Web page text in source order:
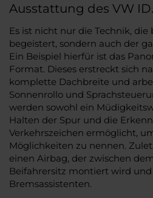
Ausstattung des VW
Es ist nicht nur die Technik, die
begeistert, sondern auch der
Ein Beispiel hierfür ist das
Format. Dieses erstreckt sich
komplette Dachbreite und
Sonnenrollo und
werden sowohl ein
Halten der Spur und die
Verkehrszeichen ermöglicht,
Möglichkeiten zu nennen.
einen Airbag, der zwischen
Beifahrersitz montiert wird
Bremsassistenten.